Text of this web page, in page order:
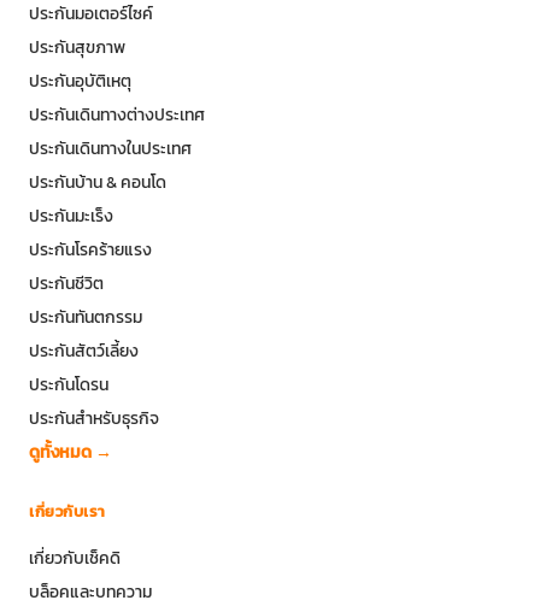
ประกันมอเตอร์ไซค์
ประกันสุขภาพ
ประกันอุบัติเหตุ
ประกันเดินทางต่างประเทศ
ประกันเดินทางในประเทศ
ประกันบ้าน & คอนโด
ประกันมะเร็ง
ประกันโรคร้ายแรง
ประกันชีวิต
ประกันทันตกรรม
ประกันสัตว์เลี้ยง
ประกันโดรน
ประกันสำหรับธุรกิจ
ดูทั้งหมด →
เกี่ยวกับเรา
เกี่ยวกับเช็คดิ
บล็อคและบทความ